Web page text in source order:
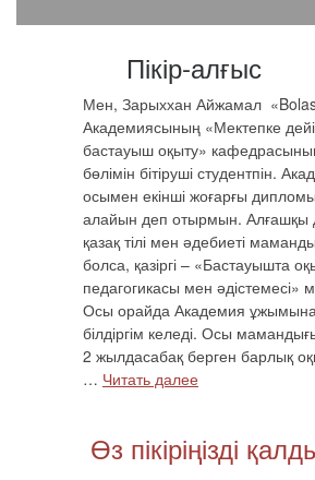
Пікір-алғыс
Мен, Зарыххан Айжамал
Академиясының «Мектепке
бастауыш оқыту»
бөлімін бітіруші студентпін.
осымен екінші жоғарғы
алайын деп отырмын. Алғашқы
қазақ тілі мен әдебиеті
болса, қазіргі – «Бастауышта
педагогикасы мен әдістемесі»
Осы орайда Академия
білдіргім келеді. Осы
2 жылдасабақ берген барлық
… Читать далее
Өз пікіріңізді